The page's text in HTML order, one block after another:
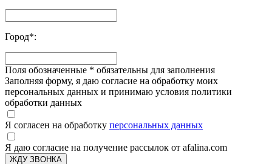
Город*:
Поля обозначенные * обязательны для заполнения
Заполняя форму, я даю согласие на обработку моих
персональных данных и принимаю условия политики
обработки данных
Я согласен на обработку персональных данных
Я даю согласие на получение рассылок от afalina.com
ЖДУ ЗВОНКА